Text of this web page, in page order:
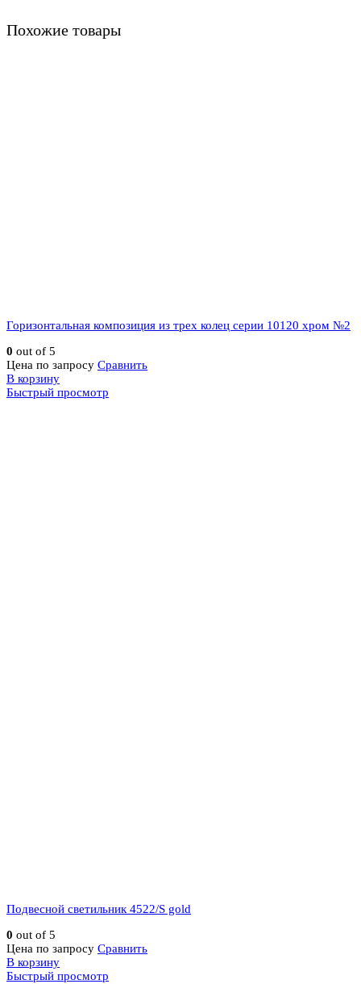
Похожие товары
Горизонтальная композиция из трех колец серии 10120 хром №2
0 out of 5
Цена по запросу Сравнить
В корзину
Быстрый просмотр
Подвесной светильник 4522/S gold
0 out of 5
Цена по запросу Сравнить
В корзину
Быстрый просмотр